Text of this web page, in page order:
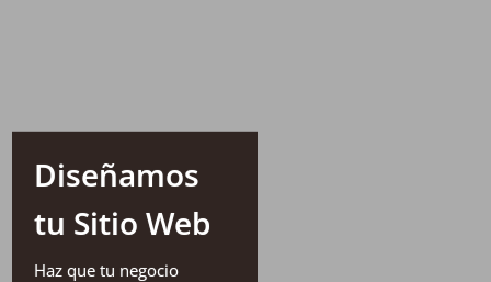
Diseñamos
tu Sitio Web
Haz que tu negocio